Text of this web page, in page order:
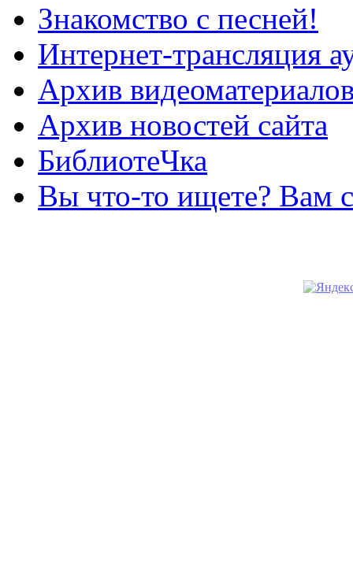
Знакомство с песней!
Интернет-трансляция
Архив
Архив новостей сайта
БиблиотеЧка
Вы что-то ищете? Вам